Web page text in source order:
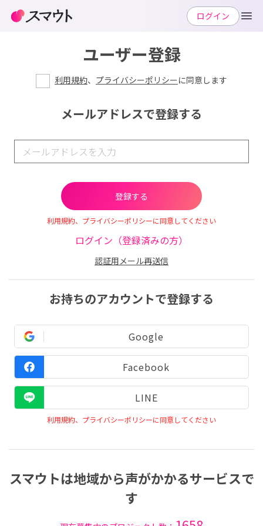
ユーザー登録
利用規約、 プライバシーポリシーに同意します
メールアドレスで登録する
利用規約、プライバシーポリシーに同意してください
ログイン（登録済みの方）
認証用メール再送信
お持ちのアカウントで登録する
Google
Facebook
LINE
利用規約、プライバシーポリシーに同意してください
スマウトは地域から声がかかるサービスで
す
ログイン